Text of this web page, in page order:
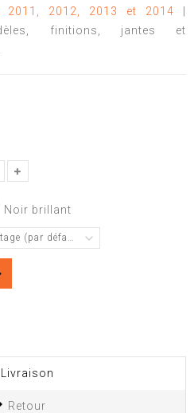
2011, 2012, 2013 et 2014
finitions, jantes et
Noir brillant
(par défaut)
Retour